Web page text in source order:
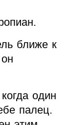
ближе к
один
палец.